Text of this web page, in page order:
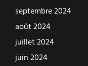
septembre 2024
août 2024
juillet 2024
juin 2024